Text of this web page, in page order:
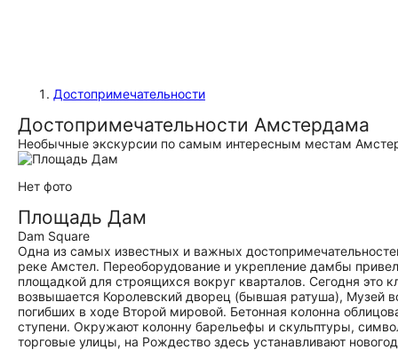
Достопримечательности
Достопримечательности Амстердама
Необычные экскурсии по самым интересным местам
Нет фото
Площадь Дам
Dam Square
Одна из самых известных и важных
реке Амстел. Переоборудование и укрепление дамбы
площадкой для строящихся вокруг кварталов. Сегодня это
возвышается Королевский дворец (бывшая ратуша), Музей
погибших в ходе Второй мировой. Бетонная колонна
ступени. Окружают колонну барельефы и скульптуры,
торговые улицы, на Рождество здесь устанавливают